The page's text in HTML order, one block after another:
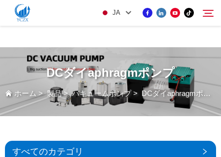
var images = document.getElementsByTagName('img'); for (var i = 0; i <
images.length; i++) { if (!images[i].getAttribute('alt')) { images[i].setAttribute('alt', ''); } }
JA
当社について
KONTAKUTO US
検索
DCダイaphragmポンプ
ホーム >製品>バキュームポンプ> DCダイaphragmポンプ
すべてのカテゴリ